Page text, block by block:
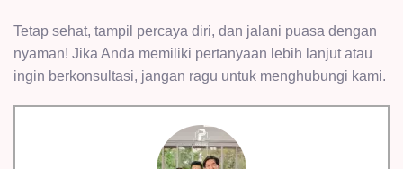
Tetap sehat, tampil percaya diri, dan jalani puasa dengan
nyaman! Jika Anda memiliki pertanyaan lebih lanjut atau
ingin berkonsultasi, jangan ragu untuk menghubungi kami.